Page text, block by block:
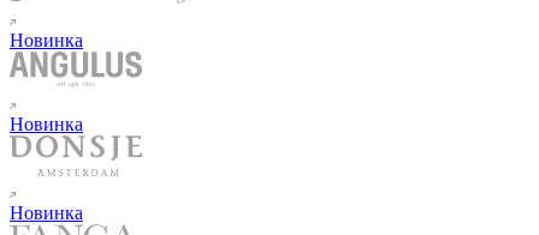
Новинка
Новинка
Новинка